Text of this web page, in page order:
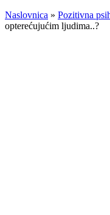
Naslovnica » Pozitivna
opterećujućim ljudima..?